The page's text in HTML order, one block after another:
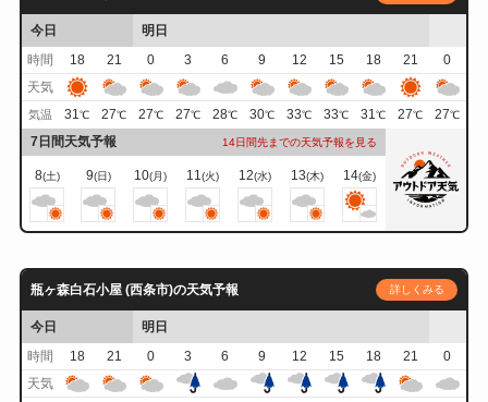
今日
明日
時間
18 21 0 3 6 9 12 15 18 21
0
天気
気温 31℃ 27℃ 27℃ 27℃ 28℃ 30℃ 33℃ 33℃ 31℃ 27℃ 27℃
7日間天気予報 14日間先までの天気予報を見る
8(土) 9(日) 10(月) 11(火) 12(水) 13(木) 14(金)
瓶ヶ森白石小屋 (西条市)の天気予報 詳しくみる
今日
明日
時間
18 21 0 3 6 9 12 15 18 21
0
天気